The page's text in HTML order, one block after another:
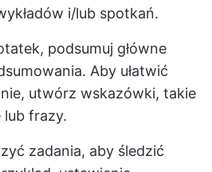
i/lub spotkań.
podsumuj główne
Aby ułatwić
utwórz wskazówki, takie
lub frazy.
zadania, aby śledzić